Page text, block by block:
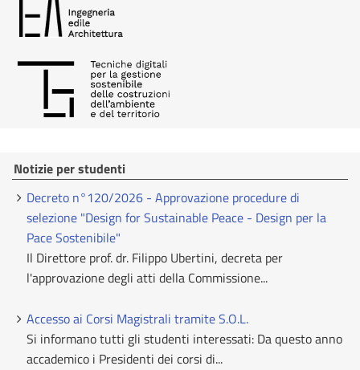
Notizie per studenti
Decreto n°120/2026 - Approvazione procedure di
selezione "Design for Sustainable Peace - Design per la
Pace Sostenibile"
Il Direttore prof. dr. Filippo Ubertini, decreta per
l'approvazione degli atti della Commissione...
Accesso ai Corsi Magistrali tramite S.O.L.
Si informano tutti gli studenti interessati: Da questo anno
accademico i Presidenti dei corsi di...